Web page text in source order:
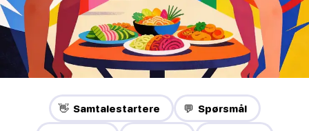
👋 Samtalestartere 💬 Spørsmål